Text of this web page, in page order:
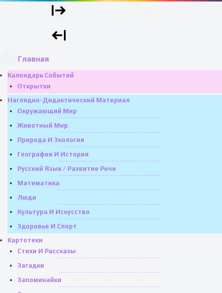
Главная
Календарь Событий
Открытки
Наглядно-Дидактический Материал
Окружающий Мир
Животный Мир
Природа И Экология
География И История
Русский Язык / Развитие Речи
Математика
Люди
Культура И Искусство
Здоровье И Спорт
Картотеки
Стихи И Рассказы
Загадки
Запоминайки